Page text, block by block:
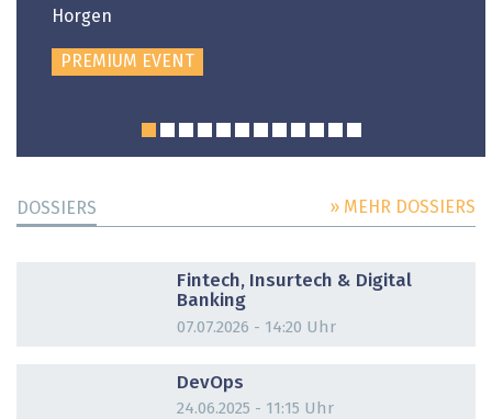
Horgen
PREMIUM EVENT
DOSSIERS » MEHR DOSSIERS
Fintech, Insurtech & Digital
Banking
07.07.2026 - 14:20 Uhr
DevOps
24.06.2025 - 11:15 Uhr